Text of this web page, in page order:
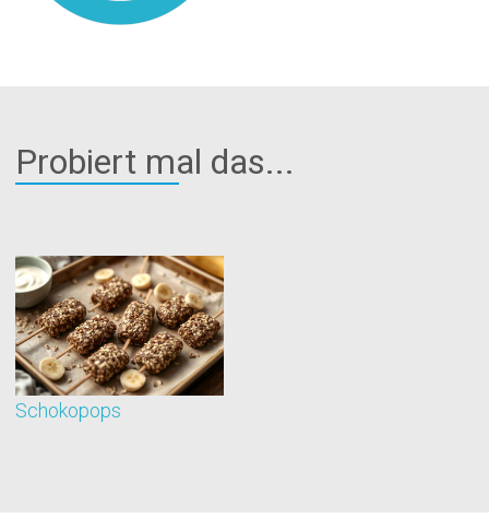
Probiert mal das...
Schokopops